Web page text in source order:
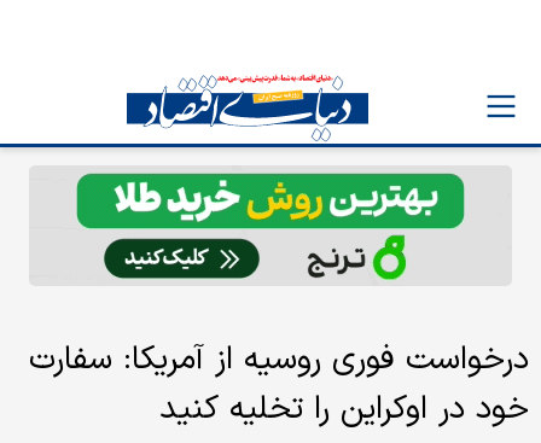
درخواست فوری روسیه از آمریکا: سفارت
خود در اوکراین را تخلیه کنید